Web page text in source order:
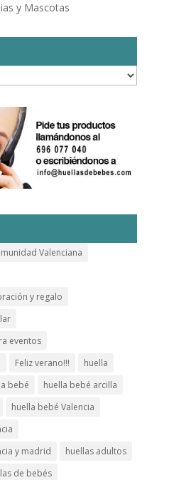
y Mascotas
Valenciana
y regalo
eventos
Feliz verano!!!
huella
bebé
huella bebé arcilla
huella bebé Valencia
y madrid
huellas adultos
de bebés